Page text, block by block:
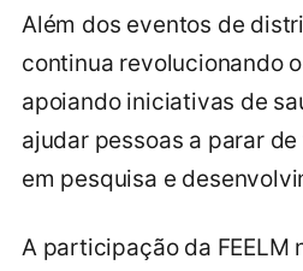
Além dos eventos de
continua revolucionando
apoiando iniciativas de
ajudar pessoas a parar
em pesquisa e
A participação da FEELM